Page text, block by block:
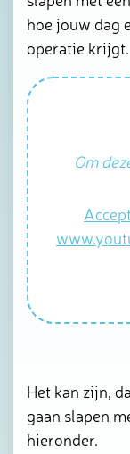
hoe jouw dag
operatie krijgt.
Om
Het kan zijn,
gaan slapen
hieronder.